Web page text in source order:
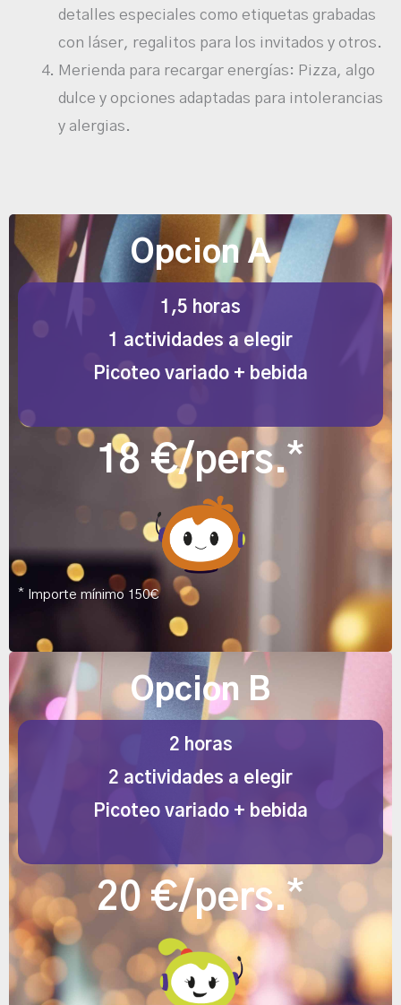
detalles especiales como etiquetas grabadas
con láser, regalitos para los invitados y otros.
Merienda para recargar energías: Pizza, algo
dulce y opciones adaptadas para intolerancias
y alergias.
Opcion A
1,5 horas
1 actividades a elegir
Picoteo variado + bebida
18 €/pers.*
* Importe mínimo 150€
Opcion B
2 horas
2 actividades a elegir
Picoteo variado + bebida
20 €/pers.*